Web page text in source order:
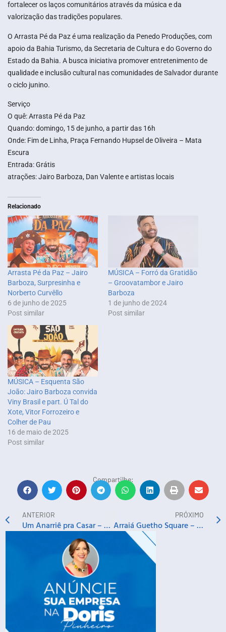
Compartilhe:
ANTERIOR
Um Anarriê pra Casar – Banda Pra Casar e Rode Torres
PRÓXIMO
Arraiá Guetho Square – Timbalada e Léo Estakazero
fortalecer os laços comunitários através da música e da
valorização das tradições populares.
O Arrasta Pé da Paz é uma realização da Penedo Produções, com
apoio da Bahia Turismo, da Secretaria de Cultura e do Governo do
Estado da Bahia. A busca iniciativa promover entretenimento de
qualidade e inclusão cultural nas comunidades de Salvador durante
o ciclo junino.
Serviço
O quê: Arrasta Pé da Paz
Quando: domingo, 15 de junho, a partir das 16h
Onde: Fim de Linha, Praça Fernando Hupsel de Oliveira – Mata
Escura
Entrada: Grátis
atrações: Jairo Barboza, Dan Valente e artistas locais
Relacionado
Arrasta Pé da Paz – Jairo
Barboza, Surpresinha e
Norberto Curvêllo
6 de junho de 2025
Post similar
MÚSICA – Forró da Gratidão
– Groovatambor e Jairo
Barboza
1 de junho de 2024
Post similar
MÚSICA – Esquenta São
João: Jairo Barboza convida
Viny Brasil e part. Ú Tal do
Xote, Vitor Forrozeiro e
Colher de Pau
16 de maio de 2025
Post similar